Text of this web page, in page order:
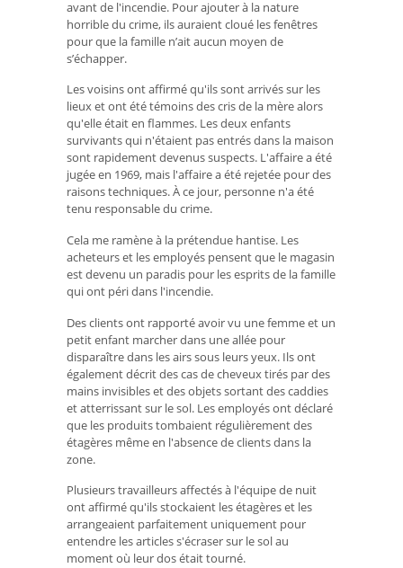
avant de l'incendie. Pour ajouter à la nature
horrible du crime, ils auraient cloué les fenêtres
pour que la famille n’ait aucun moyen de
s’échapper.
Les voisins ont affirmé qu'ils sont arrivés sur les
lieux et ont été témoins des cris de la mère alors
qu'elle était en flammes. Les deux enfants
survivants qui n'étaient pas entrés dans la maison
sont rapidement devenus suspects. L'affaire a été
jugée en 1969, mais l'affaire a été rejetée pour des
raisons techniques. À ce jour, personne n'a été
tenu responsable du crime.
Cela me ramène à la prétendue hantise. Les
acheteurs et les employés pensent que le magasin
est devenu un paradis pour les esprits de la famille
qui ont péri dans l'incendie.
Des clients ont rapporté avoir vu une femme et un
petit enfant marcher dans une allée pour
disparaître dans les airs sous leurs yeux. Ils ont
également décrit des cas de cheveux tirés par des
mains invisibles et des objets sortant des caddies
et atterrissant sur le sol. Les employés ont déclaré
que les produits tombaient régulièrement des
étagères même en l'absence de clients dans la
zone.
Plusieurs travailleurs affectés à l'équipe de nuit
ont affirmé qu'ils stockaient les étagères et les
arrangeaient parfaitement uniquement pour
entendre les articles s'écraser sur le sol au
moment où leur dos était tourné.